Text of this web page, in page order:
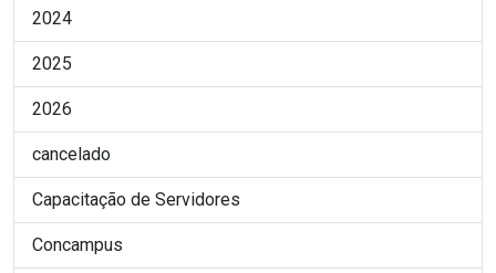
2024
2025
2026
cancelado
Capacitação de Servidores
Concampus